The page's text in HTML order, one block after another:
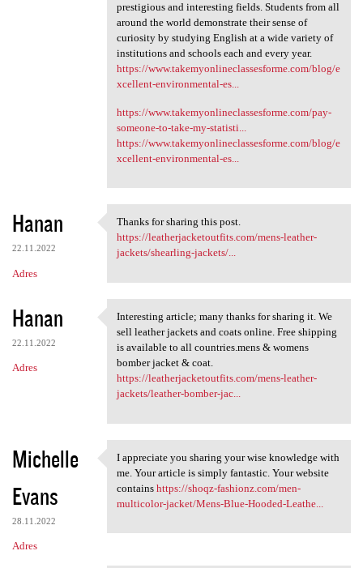
prestigious and interesting fields. Students from all
around the world demonstrate their sense of
curiosity by studying English at a wide variety of
institutions and schools each and every year.
https://www.takemyonlineclassesforme.com/blog/e
xcellent-environmental-es...
https://www.takemyonlineclassesforme.com/pay-
someone-to-take-my-statisti...
https://www.takemyonlineclassesforme.com/blog/e
xcellent-environmental-es...
Hanan
22.11.2022
Adres
Thanks for sharing this post.
Thanks for sharing this post.
https://leatherjacketoutfits.com/mens-leather-
jackets/shearling-jackets/...
Hanan
22.11.2022
Adres
Interesting article; many
Interesting article; many thanks for sharing it. We
sell leather jackets and coats online. Free shipping
is available to all countries.mens & womens
bomber jacket & coat.
https://leatherjacketoutfits.com/mens-leather-
jackets/leather-bomber-jac...
Michelle
Evans
28.11.2022
Adres
I appreciate you sharing your
I appreciate you sharing your wise knowledge with
me. Your article is simply fantastic. Your website
contains https://shoqz-fashionz.com/men-
multicolor-jacket/Mens-Blue-Hooded-Leathe...